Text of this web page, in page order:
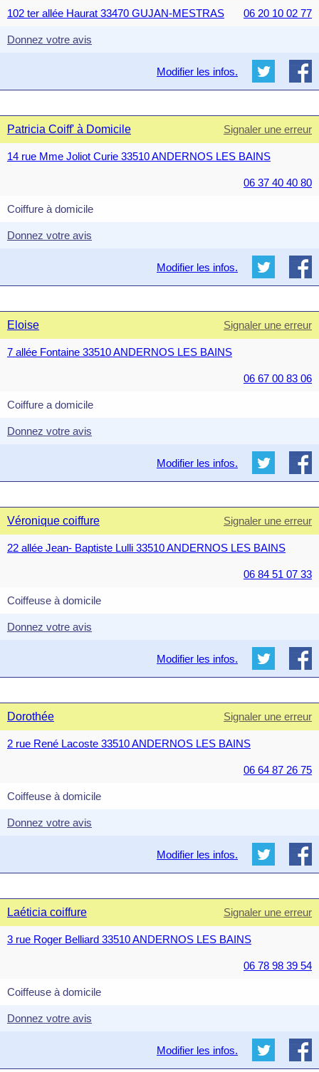
102 ter allée Haurat 33470 GUJAN-MESTRAS 06 20 10 02 77
Donnez votre avis
Modifier les infos.
Patricia Coiff' à Domicile Signaler une erreur
14 rue Mme Joliot Curie 33510 ANDERNOS LES BAINS
06 37 40 40 80
Coiffure à domicile
Donnez votre avis
Modifier les infos.
Eloise Signaler une erreur
7 allée Fontaine 33510 ANDERNOS LES BAINS
06 67 00 83 06
Coiffure a domicile
Donnez votre avis
Modifier les infos.
Véronique coiffure Signaler une erreur
22 allée Jean- Baptiste Lulli 33510 ANDERNOS LES BAINS
06 84 51 07 33
Coiffeuse à domicile
Donnez votre avis
Modifier les infos.
Dorothée Signaler une erreur
2 rue René Lacoste 33510 ANDERNOS LES BAINS
06 64 87 26 75
Coiffeuse à domicile
Donnez votre avis
Modifier les infos.
Laéticia coiffure Signaler une erreur
3 rue Roger Belliard 33510 ANDERNOS LES BAINS
06 78 98 39 54
Coiffeuse à domicile
Donnez votre avis
Modifier les infos.